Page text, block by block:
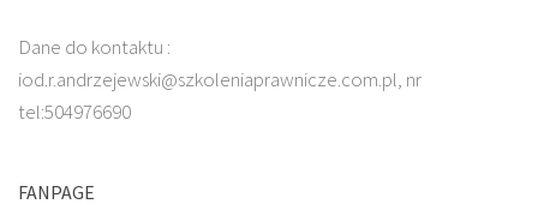
Dane do kontaktu :
iod.r.andrzejewski@szkoleniaprawnicze.com.pl, nr
tel:504976690
FANPAGE